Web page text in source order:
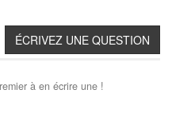
à en écrire une !